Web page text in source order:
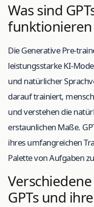
Was sind
funktionieren
Die Generative Pre-
leistungsstarke KI-
und natürlicher
darauf trainiert,
und verstehen die
erstaunlichen Maße.
ihres umfangreichen
Palette von Aufgaben
GPTs und